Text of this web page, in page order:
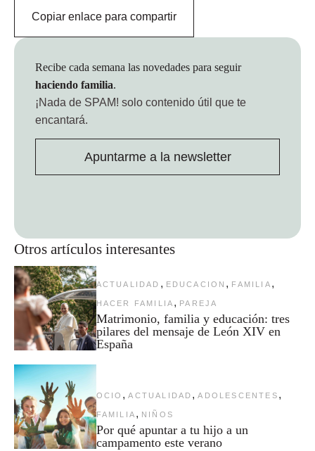
Copiar enlace para compartir
Otros artículos interesantes
ACTUALIDAD , EDUCACION , FAMILIA ,
HACER FAMILIA , PAREJA
Matrimonio, familia y educación: tres
pilares del mensaje de León XIV en
España
OCIO , ACTUALIDAD , ADOLESCENTES ,
FAMILIA , NIÑOS
Por qué apuntar a tu hijo a un
campamento este verano
Recibe cada semana las novedades para seguir
haciendo familia.
¡Nada de SPAM! solo contenido útil que te
encantará.
Apuntarme a la newsletter